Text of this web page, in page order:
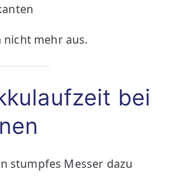
nicht mehr aus.
bei
stumpfes Messer dazu